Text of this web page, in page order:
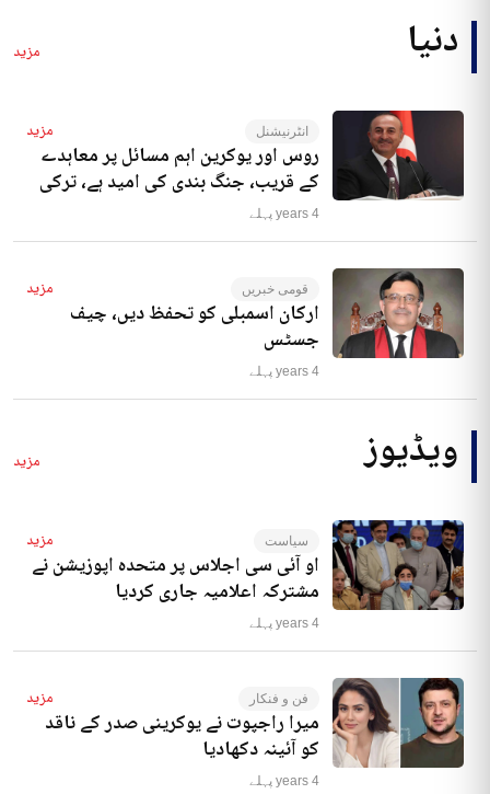
دنیا مزید
انٹرنیشنل مزید
روس اور یوکرین اہم مسائل پر معاہدے
کے قریب، جنگ بندی کی امید ہے، ترکی
4 years پہلے
قومی خبریں مزید
ارکان اسمبلی کو تحفظ دیں، چیف
جسٹس
4 years پہلے
ویڈیوز مزید
سیاست مزید
او آئی سی اجلاس پر متحدہ اپوزیشن نے
مشترکہ اعلامیہ جاری کردیا
4 years پہلے
فن و فنکار مزید
میرا راجپوت نے یوکرینی صدر کے ناقد
کو آئینہ دکھادیا
4 years پہلے